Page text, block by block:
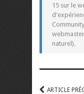
15 sur le
naturel).
ARTICLE